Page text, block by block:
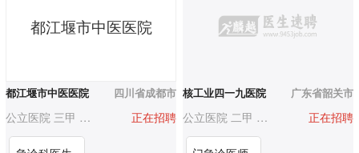
都江堰市中医医院
都江堰市中医医院 四川省成都市
公立医院 三甲 500-1000人正在招聘
核工业四一九医院 广东省韶关市
公立医院 二甲 500-1000人正在招聘